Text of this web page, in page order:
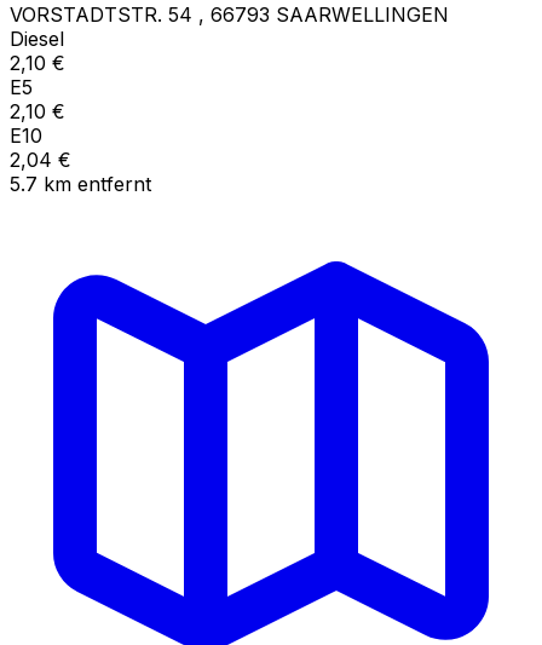
VORSTADTSTR. 54 , 66793 SAARWELLINGEN
Diesel
2,10 €
E5
2,10 €
E10
2,04 €
5.7 km entfernt